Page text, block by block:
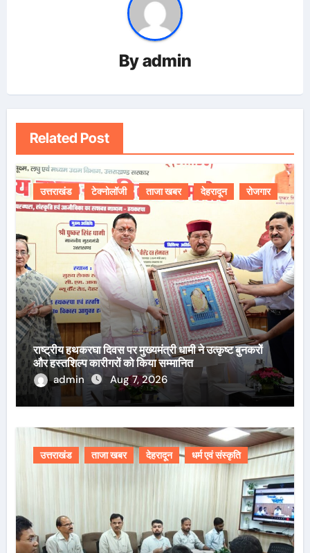
Byadmin
Related Post
उत्तराखंड टेक्नोलॉजी ताजा खबर देहरादून रोजगार
राष्ट्रीय हथकरघा दिवस पर मुख्यमंत्री धामी ने उत्कृष्ट बुनकरों
और हस्तशिल्प कारीगरों को किया सम्मानित
admin
Aug 7, 2026
उत्तराखंड ताजा खबर देहरादून धर्म एवं संस्कृति